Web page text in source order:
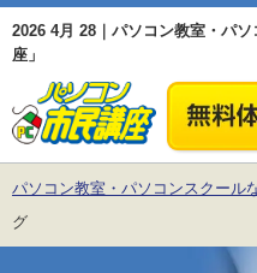
2026 4月 28｜パソコン教室・パ
座」
パソコン教室・パソコンスクール
グ